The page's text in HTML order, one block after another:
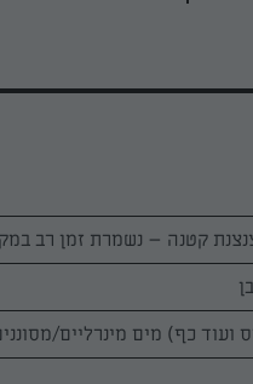
קטנה – נשמרת זמן רב